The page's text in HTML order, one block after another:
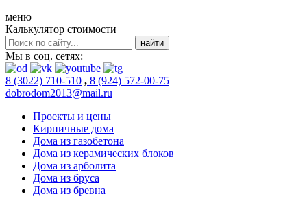
меню
Калькулятор стоимости
Мы в соц. сетях:
8 (3022) 710-510 , 8 (924) 572-00-75
dobrodom2013@mail.ru
Проекты и цены
Кирпичные дома
Дома из газобетона
Дома из керамических блоков
Дома из арболита
Дома из бруса
Дома из бревна